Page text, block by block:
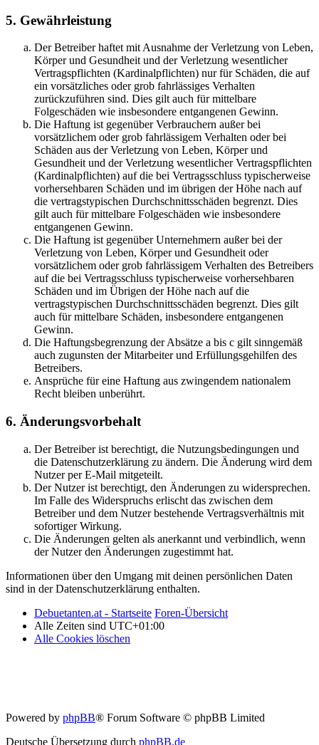
5. Gewährleistung
Der Betreiber haftet mit Ausnahme der Verletzung von Leben,
Körper und Gesundheit und der Verletzung wesentlicher
Vertragspflichten (Kardinalpflichten) nur für Schäden, die auf
ein vorsätzliches oder grob fahrlässiges Verhalten
zurückzuführen sind. Dies gilt auch für mittelbare
Folgeschäden wie insbesondere entgangenen Gewinn.
Die Haftung ist gegenüber Verbrauchern außer bei
vorsätzlichem oder grob fahrlässigem Verhalten oder bei
Schäden aus der Verletzung von Leben, Körper und
Gesundheit und der Verletzung wesentlicher Vertragspflichten
(Kardinalpflichten) auf die bei Vertragsschluss typischerweise
vorhersehbaren Schäden und im übrigen der Höhe nach auf
die vertragstypischen Durchschnittsschäden begrenzt. Dies
gilt auch für mittelbare Folgeschäden wie insbesondere
entgangenen Gewinn.
Die Haftung ist gegenüber Unternehmern außer bei der
Verletzung von Leben, Körper und Gesundheit oder
vorsätzlichem oder grob fahrlässigem Verhalten des Betreibers
auf die bei Vertragsschluss typischerweise vorhersehbaren
Schäden und im Übrigen der Höhe nach auf die
vertragstypischen Durchschnittsschäden begrenzt. Dies gilt
auch für mittelbare Schäden, insbesondere entgangenen
Gewinn.
Die Haftungsbegrenzung der Absätze a bis c gilt sinngemäß
auch zugunsten der Mitarbeiter und Erfüllungsgehilfen des
Betreibers.
Ansprüche für eine Haftung aus zwingendem nationalem
Recht bleiben unberührt.
6. Änderungsvorbehalt
Der Betreiber ist berechtigt, die Nutzungsbedingungen und
die Datenschutzerklärung zu ändern. Die Änderung wird dem
Nutzer per E-Mail mitgeteilt.
Der Nutzer ist berechtigt, den Änderungen zu widersprechen.
Im Falle des Widerspruchs erlischt das zwischen dem
Betreiber und dem Nutzer bestehende Vertragsverhältnis mit
sofortiger Wirkung.
Die Änderungen gelten als anerkannt und verbindlich, wenn
der Nutzer den Änderungen zugestimmt hat.
Informationen über den Umgang mit deinen persönlichen Daten
sind in der Datenschutzerklärung enthalten.
Debuetanten.at - Startseite Foren-Übersicht
Alle Zeiten sind UTC+01:00
Alle Cookies löschen
Powered by phpBB® Forum Software © phpBB Limited
Deutsche Übersetzung durch phpBB.de